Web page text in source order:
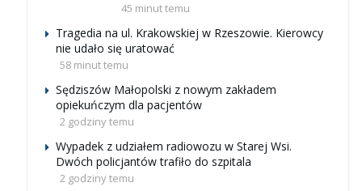
45 minut temu
Tragedia na ul. Krakowskiej w Rzeszowie. Kierowcy
nie udało się uratować
58 minut temu
Sędziszów Małopolski z nowym zakładem
opiekuńczym dla pacjentów
2 godziny temu
Wypadek z udziałem radiowozu w Starej Wsi.
Dwóch policjantów trafiło do szpitala
2 godziny temu